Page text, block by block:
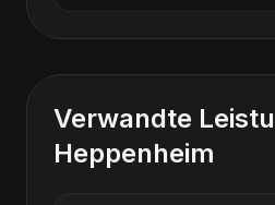
Verwandte
Heppenheim